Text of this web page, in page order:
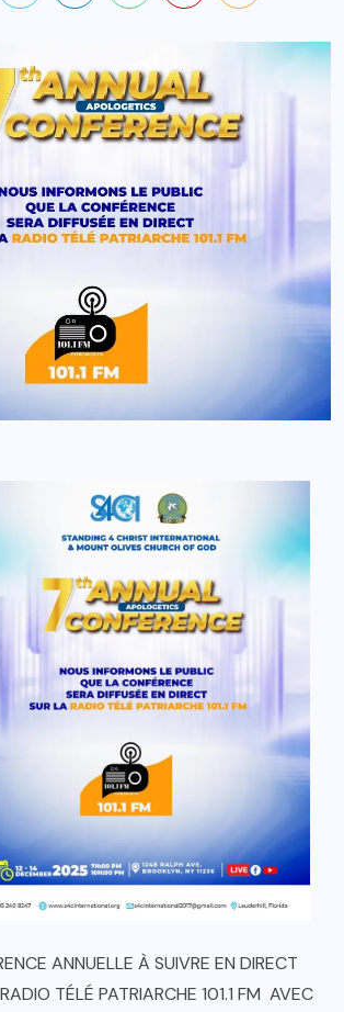
ANNUELLE À SUIVRE EN DIRECT
TÉLÉ PATRIARCHE 101.1 FM AVEC